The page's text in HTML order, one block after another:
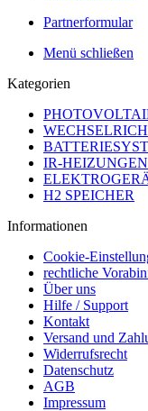
Partnerformular
Menü schließen
Kategorien
IR-HEIZUNGEN
H2 SPEICHER
Informationen
Cookie-
rechtliche
Über uns
Hilfe / Support
Kontakt
Versand und
Widerrufsrecht
Datenschutz
AGB
Impressum